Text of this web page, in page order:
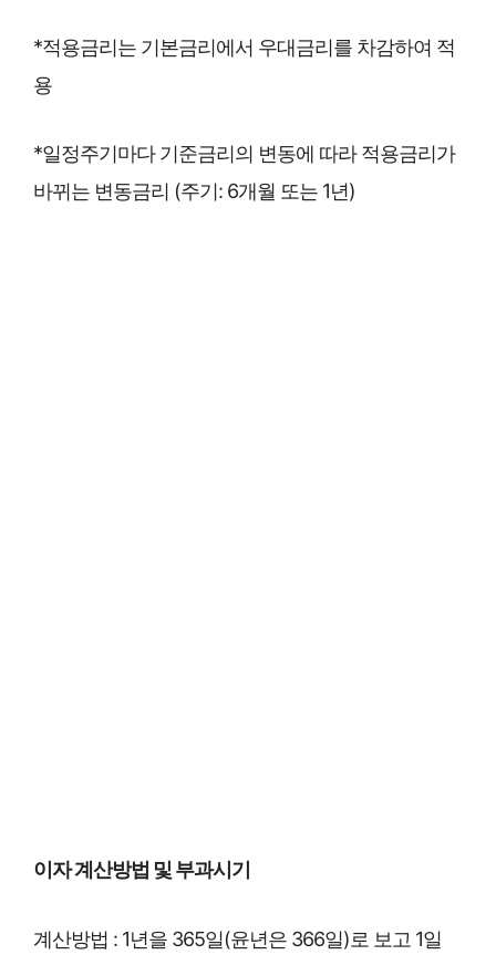
*적용금리는 기본금리에서 우대금리를 차감하여 적
용
*일정주기마다 기준금리의 변동에 따라 적용금리가
바뀌는 변동금리 (주기: 6개월 또는 1년)
이자 계산방법 및 부과시기
계산방법 : 1년을 365일(윤년은 366일)로 보고 1일